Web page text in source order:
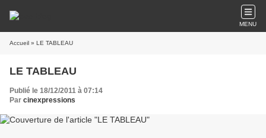
MENU
Accueil » LE TABLEAU
LE TABLEAU
Publié le 18/12/2011 à 07:14
Par cinexpressions